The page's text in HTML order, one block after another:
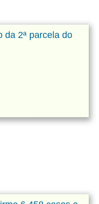
da 2ª parcela do